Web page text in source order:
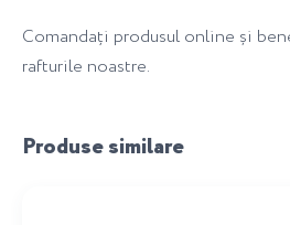
Comandați produsul online și
rafturile noastre.
Produse similare